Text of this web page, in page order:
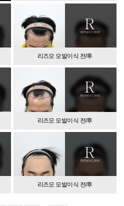
리즈모 모발이식 전/후
리즈모 모발이식 전/후
리즈모 모발이식 전/후